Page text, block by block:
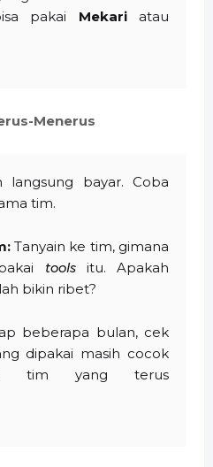
pakai Mekariatau
Menerus
langsung bayar. Coba
tim.
Tanyain ke tim, gimana
toolsitu. Apakah
bikin ribet?
beberapa bulan, cek
dipakai masih cocok
tim yang terus